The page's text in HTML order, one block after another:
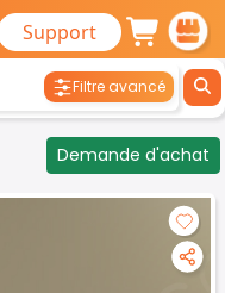
Support
Filtre avancé
Demande d'achat